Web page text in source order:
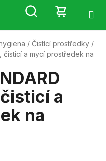
Hledat
KOŠÍK
/ Čistící prostředky /
čisticí a mycí prostředek na
čisticí a
na